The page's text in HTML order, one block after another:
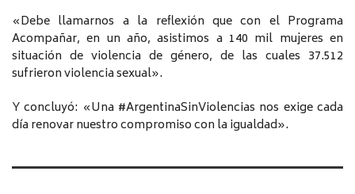
«Debe llamarnos a la reflexión que con el Programa
Acompañar, en un año, asistimos a 140 mil mujeres en
situación de violencia de género, de las cuales 37.512
sufrieron violencia sexual».
Y concluyó: «Una #ArgentinaSinViolencias nos exige cada
día renovar nuestro compromiso con la igualdad».